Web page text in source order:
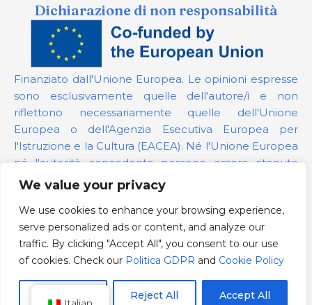
We value your privacy
We use cookies to enhance your browsing experience,
serve personalized ads or content, and analyze our
traffic. By clicking "Accept All", you consent to our use
of cookies. Check our Politica GDPR and Cookie Policy
Reject All Accept All
Dichiarazione di non responsabilità
Finanziato dall'Unione Europea. Le opinioni espresse
sono esclusivamente quelle dell'autore/i e non
riflettono necessariamente quelle dell'Unione
Europea o dell'Agenzia Esecutiva Europea per
l'Istruzione e la Cultura (EACEA). Né l'Unione Europea
né l'autorità concedente possono essere ritenute
responsabili per esse.
Numero del progetto:101139879
Politica GDPR
Cookie Policy